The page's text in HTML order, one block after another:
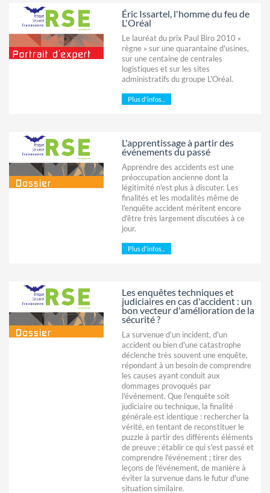
Éric Issartel, l'homme du feu de
L'Oréal
Le lauréat du prix Paul Biro 2010 «
règne » sur une quarantaine d'usines,
sur une centaine de centrales
logistiques et sur les sites
administratifs du groupe L'Oréal.
Plus d'infos...
L'apprentissage à partir des
événements du passé
Apprendre des accidents est une
préoccupation ancienne dont la
légitimité n'est plus à discuter. Les
finalités et les modalités même de
l'enquête accident méritent encore
d'être très largement discutées à ce
jour.
Plus d'infos...
Les enquêtes techniques et
judiciaires en cas d'accident : un
bon vecteur d'amélioration de la
sécurité ?
La survenue d'un incident, d'un
accident ou bien d'une catastrophe
déclenche très souvent une enquête,
répondant à un besoin de comprendre
les causes ayant conduit aux
dommages provoqués par
l'événement. Que l'enquête soit
judiciaire ou technique, la finalité
générale est identique : rechercher la
vérité, en tentant de reconstituer le
puzzle à partir des différents éléments
de preuve ; établir ce qui s'est passé et
comprendre l'événement ; tirer des
leçons de l'événement, de manière à
éviter la survenue dans le futur d'une
situation similaire.